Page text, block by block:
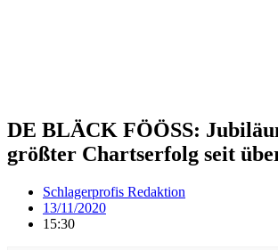
DE BLÄCK FÖÖSS:
größter Chartserfolg seit
Schlagerprofis Redaktion
13/11/2020
15:30